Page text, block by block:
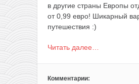
в другие страны Европы
от 0,99 евро! Шикарный
путешествия :)
Читать далее…
Комментарии: